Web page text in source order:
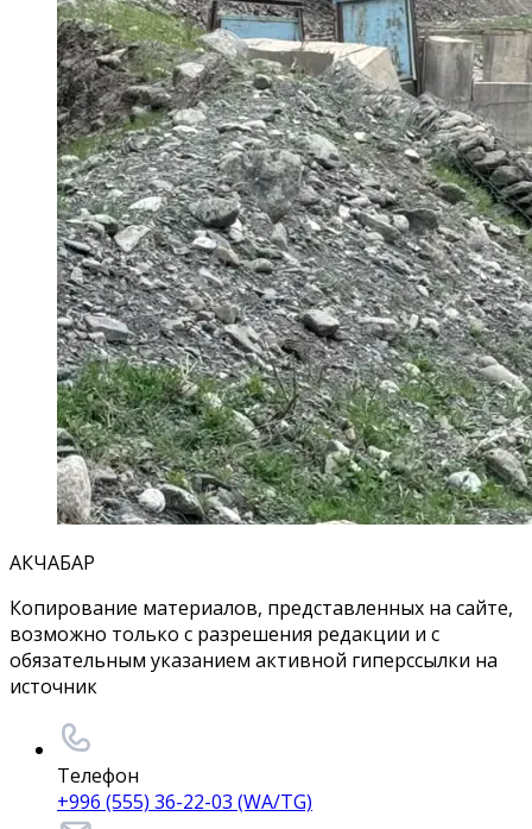
АКЧАБАР
Копирование материалов, представленных на сайте,
возможно только с разрешения редакции и с
обязательным указанием активной гиперссылки на
источник
Телефон
+996 (555) 36-22-03 (WA/TG)